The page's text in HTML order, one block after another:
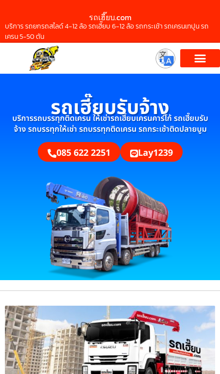
รถเฮี๊ยบ.com
บริการ รถยกรถสไลด์ 4-12 ล้อ รถเฮี๊ยบ 6-12 ล้อ รถกระเช้า รถเครนเทปูน รถ
เครน 5-50 ตัน
รถเฮี๊ยบรับจ้าง
บริการรถบรรทุกติดเครน ให้เช่ารถเฮี๊ยบเครนคาร์โก้ รถเฮี๊ยบรับ
จ้าง รถบรรทุกให้เช่า รถบรรทุกติดเครน รถกระเช้าติดปลายบูม
085 622 2251 Lay1239